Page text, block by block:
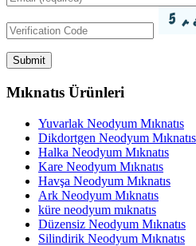
Mıknatıs Ürünleri
Yuvarlak Neodyum Mıknatıs
Dikdortgen Neodyum Mıknatıs
Halka Neodyum Mıknatıs
Kare Neodyum Mıknatıs
Havşa Neodyum Mıknatıs
Ark Neodyum Mıknatıs
küre neodyum mıknatıs
Düzensiz Neodyum Mıknatıs
Silindirik Neodyum Mıknatıs